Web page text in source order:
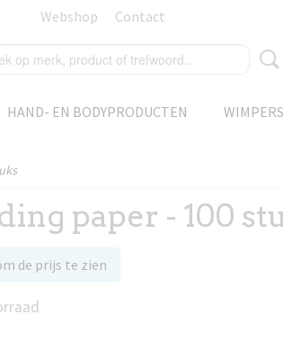
Webshop Contact
HAND- EN BODYPRODUCTEN
paper - 100
de prijs te zien